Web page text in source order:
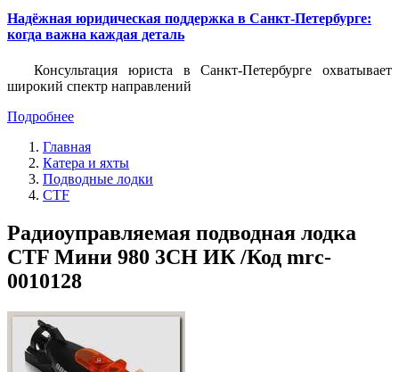
Надёжная юридическая поддержка в Санкт-Петербурге:
когда важна каждая деталь
Консультация юриста в Санкт-Петербурге охватывает
широкий спектр направлений
Подробнее
Главная
Катера и яхты
Подводные лодки
CTF
Радиоуправляемая подводная лодка
CTF Мини 980 3CH ИК /Код mrc-
0010128